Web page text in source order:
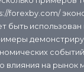
forexby.com/
быть использован
событий
влияния на рынок